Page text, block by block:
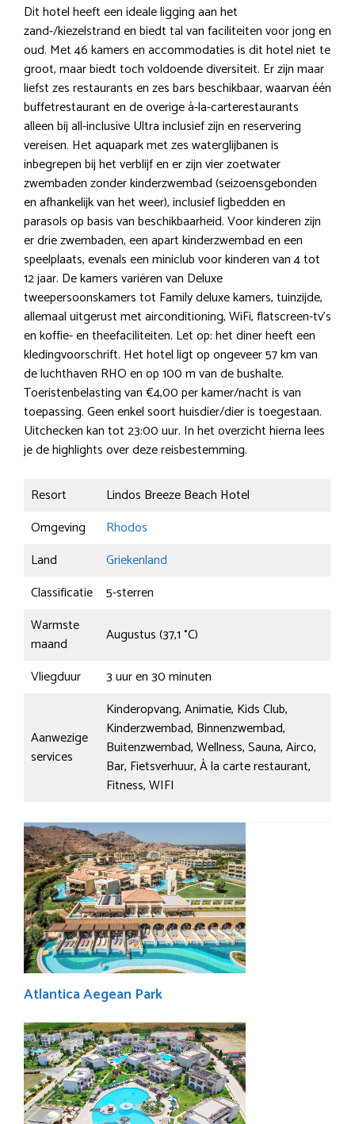
Dit hotel heeft een ideale ligging aan het
zand-/kiezelstrand en biedt tal van faciliteiten voor jong en
oud. Met 46 kamers en accommodaties is dit hotel niet te
groot, maar biedt toch voldoende diversiteit. Er zijn maar
liefst zes restaurants en zes bars beschikbaar, waarvan één
buffetrestaurant en de overige à-la-carterestaurants
alleen bij all-inclusive Ultra inclusief zijn en reservering
vereisen. Het aquapark met zes waterglijbanen is
inbegrepen bij het verblijf en er zijn vier zoetwater
zwembaden zonder kinderzwembad (seizoensgebonden
en afhankelijk van het weer), inclusief ligbedden en
parasols op basis van beschikbaarheid. Voor kinderen zijn
er drie zwembaden, een apart kinderzwembad en een
speelplaats, evenals een miniclub voor kinderen van 4 tot
12 jaar. De kamers variëren van Deluxe
tweepersoonskamers tot Family deluxe kamers, tuinzijde,
allemaal uitgerust met airconditioning, WiFi, flatscreen-tv’s
en koffie- en theefaciliteiten. Let op: het diner heeft een
kledingvoorschrift. Het hotel ligt op ongeveer 57 km van
de luchthaven RHO en op 100 m van de bushalte.
Toeristenbelasting van €4,00 per kamer/nacht is van
toepassing. Geen enkel soort huisdier/dier is toegestaan.
Uitchecken kan tot 23:00 uur. In het overzicht hierna lees
je de highlights over deze reisbestemming.
Resort
Lindos Breeze Beach Hotel
Omgeving
Rhodos
Land
Griekenland
Classificatie
5-sterren
Warmste
maand
Augustus (37,1 °C)
Vliegduur
3 uur en 30 minuten
Aanwezige
services
Kinderopvang, Animatie, Kids Club,
Kinderzwembad, Binnenzwembad,
Buitenzwembad, Wellness, Sauna, Airco,
Bar, Fietsverhuur, À la carte restaurant,
Fitness, WIFI
Atlantica Aegean Park